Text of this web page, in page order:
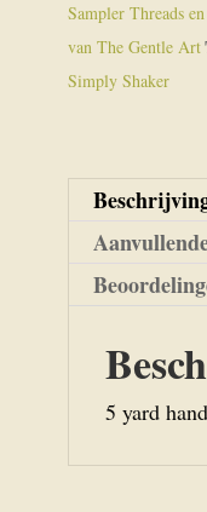
Sampler Threads
van The Gentle Art
Simply Shaker
5 yard